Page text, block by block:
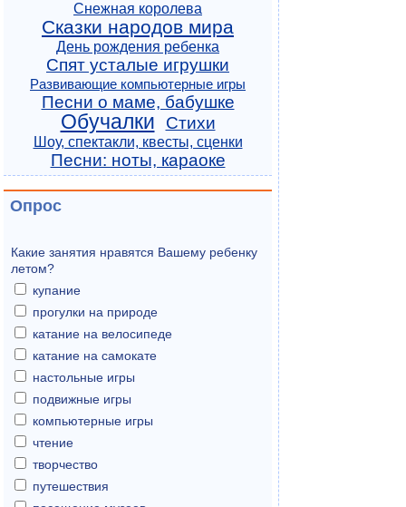
Снежная королева
Сказки народов мира
День рождения ребенка
Спят усталые игрушки
Развивающие компьютерные игры
Песни о маме, бабушке
Обучалки Стихи
Шоу, спектакли, квесты, сценки
Песни: ноты, караоке
Опрос
Какие занятия нравятся Вашему ребенку
летом?
купание
прогулки на природе
катание на велосипеде
катание на самокате
настольные игры
подвижные игры
компьютерные игры
чтение
творчество
путешествия